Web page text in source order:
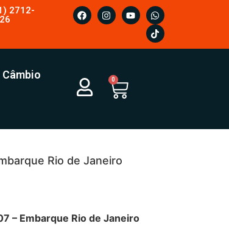
2712-
Câmbio 0
Rio de Janeiro
Rio de Janeiro